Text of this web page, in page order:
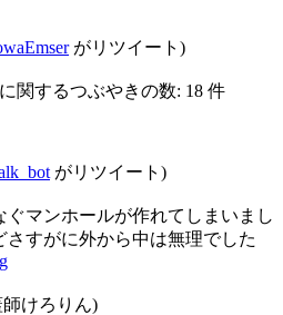
がリツイート)
関するつぶやきの数: 18 件
がリツイート)
マンホールが作れてしまいまし
すがに外から中は無理でした
けろりん)